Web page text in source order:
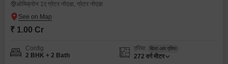
ओमिक्रोन 1ए ग्रेटर नोएडा, ग्रेटर नोएडा
₹ 1.00 Cr
Config
2 BHK + 2 Bath
एरिया बिल्ट-अप एरिया
272 वर्ग मीटर